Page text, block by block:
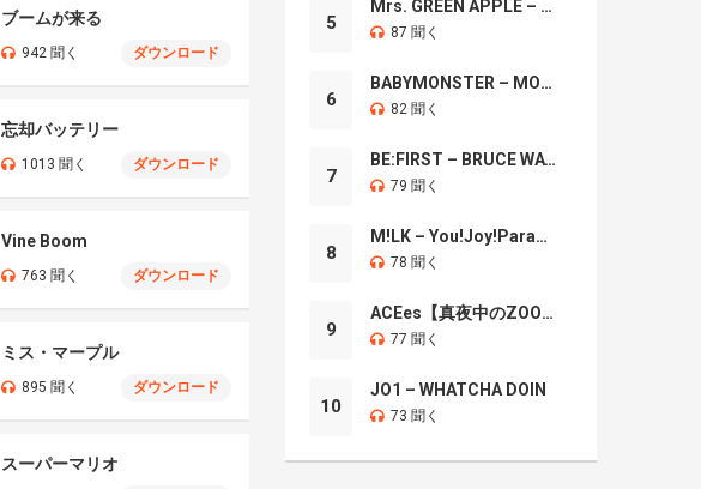
ブームが来る
942 聞く ダウンロード
忘却バッテリー
1013 聞く ダウンロード
Vine Boom
763 聞く ダウンロード
ミス・マープル
895 聞く ダウンロード
スーパーマリオ
5
Mrs. GREEN APPLE – Brand New
87 聞く
6
BABYMONSTER – MOON
82 聞く
7
BE:FIRST – BRUCE WAYNE
79 聞く
8
M!LK – You!Joy!Parade!
78 聞く
9
ACEes【真夜中のZOO】
77 聞く
10
JO1 – WHATCHA DOIN
73 聞く